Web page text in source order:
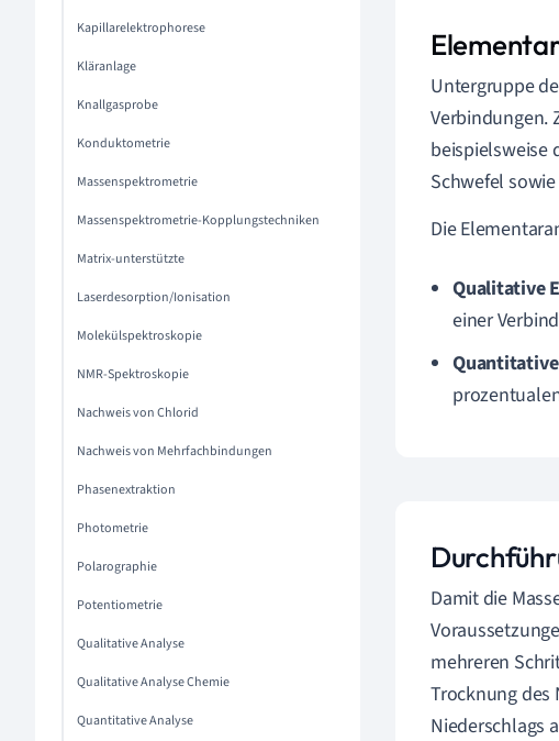
Kapillarelektrophorese
Kläranlage
Knallgasprobe
Konduktometrie
Massenspektrometrie
Massenspektrometrie-Kopplungstechniken
Matrix-unterstützte
Laserdesorption/Ionisation
Molekülspektroskopie
NMR-Spektroskopie
Nachweis von Chlorid
Nachweis von Mehrfachbindungen
Phasenextraktion
Photometrie
Polarographie
Potentiometrie
Qualitative Analyse
Qualitative Analyse Chemie
Quantitative Analyse
Untergruppe
Verbindungen.
beispielsweise
Schwefel
Die
Qualitative
einer
Damit die
mehreren
Trocknung des
Niederschlags